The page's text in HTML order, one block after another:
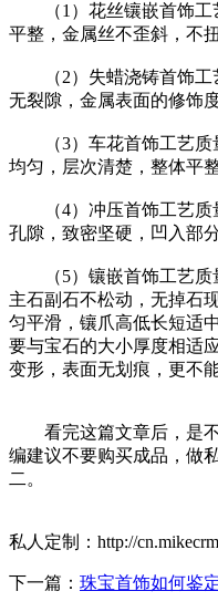
（1）花丝镶嵌首饰工
平整，金属丝不歪斜，不扭
（2）失蜡浇铸首饰工
无裂隙，金属表面的修饰度
（3）车花首饰工艺质
均匀，层次清楚，整体平整
（4）冲压首饰工艺质
孔隙，致密坚硬，凹入部
（5）镶嵌首饰工艺质
主石副石不松动，无掉石
匀平滑，镶爪高低长短适
要与宝石的大小厚度相适
变形，表面无划痕，更不
看完这篇文章后，是不
编建议不要购买成品，做
二。
私人定制：http://
下一篇： 珠宝首饰如何鉴